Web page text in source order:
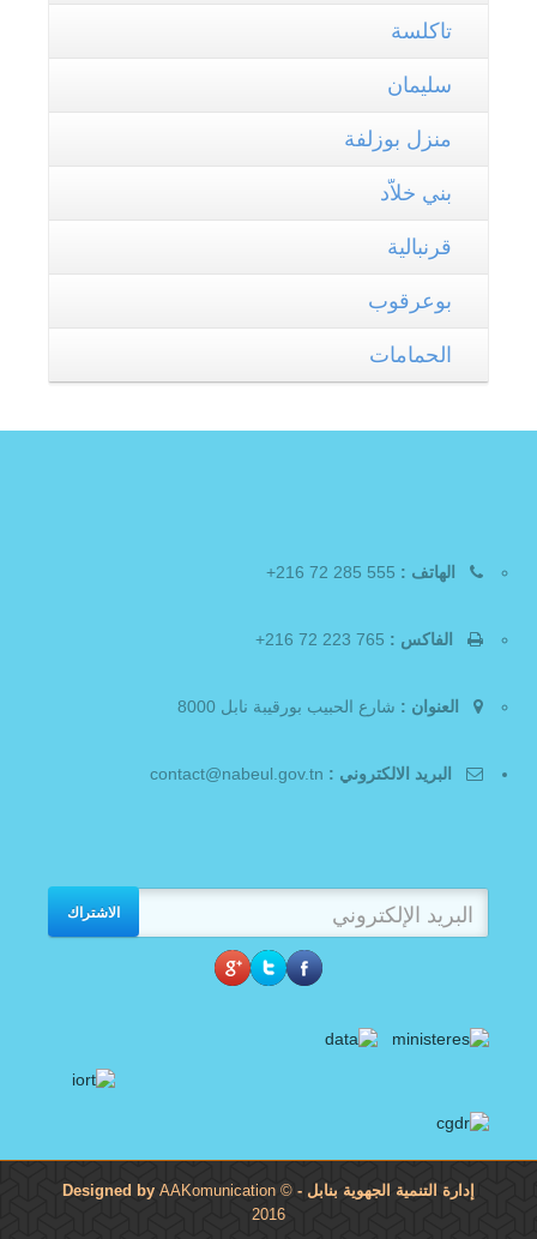
تاكلسة
سليمان
منزل بوزلفة
بني خلاّد
قرنبالية
بوعرقوب
الحمامات
الهاتف :
الفاكس :
العنوان : شارع الحبيب بورقيبة نابل 8000
البريد الالكتروني :
الاشتراك
إدارة التنمية الجهوية بنابل - Designed by
AAKomunication ©
2016